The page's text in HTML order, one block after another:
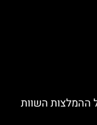
כל ההמלצות השוות